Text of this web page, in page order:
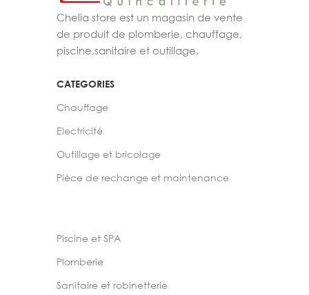
Chelia store est un magasin de vente
de produit de plomberie, chauffage,
piscine,sanitaire et outillage.
CATEGORIES
Chauffage
Electricité
Outillage et bricolage
Pièce de rechange et maintenance
Piscine et SPA
Plomberie
Sanitaire et robinetterie